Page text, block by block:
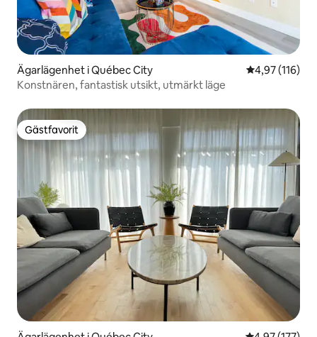
Ägarlägenhet i Québec City 4,97 av 5 i
4,97 (116)
Konstnären, fantastisk utsikt, utmärkt läge
Gästfavorit
Gästfavorit